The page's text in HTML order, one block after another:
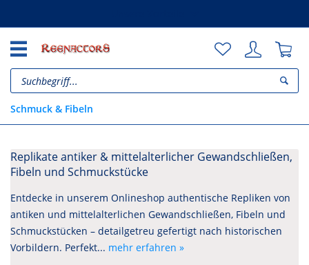
Schmuck & Fibeln
Replikate antiker & mittelalterlicher Gewandschließen,
Fibeln und Schmuckstücke
Entdecke in unserem Onlineshop authentische Repliken von
antiken und mittelalterlichen Gewandschließen, Fibeln und
Schmuckstücken – detailgetreu gefertigt nach historischen
Vorbildern. Perfekt... mehr erfahren »